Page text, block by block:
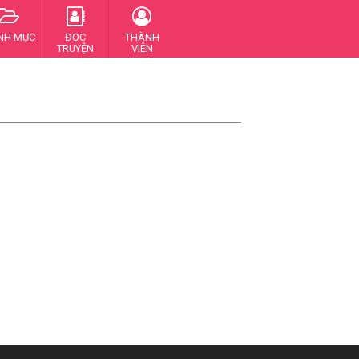
MỤC
ĐỌC
TRUYỆN
THÀNH
VIÊN